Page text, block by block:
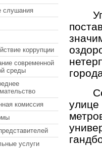
слушания
коррупции
современной
среды
комиссия
услуги